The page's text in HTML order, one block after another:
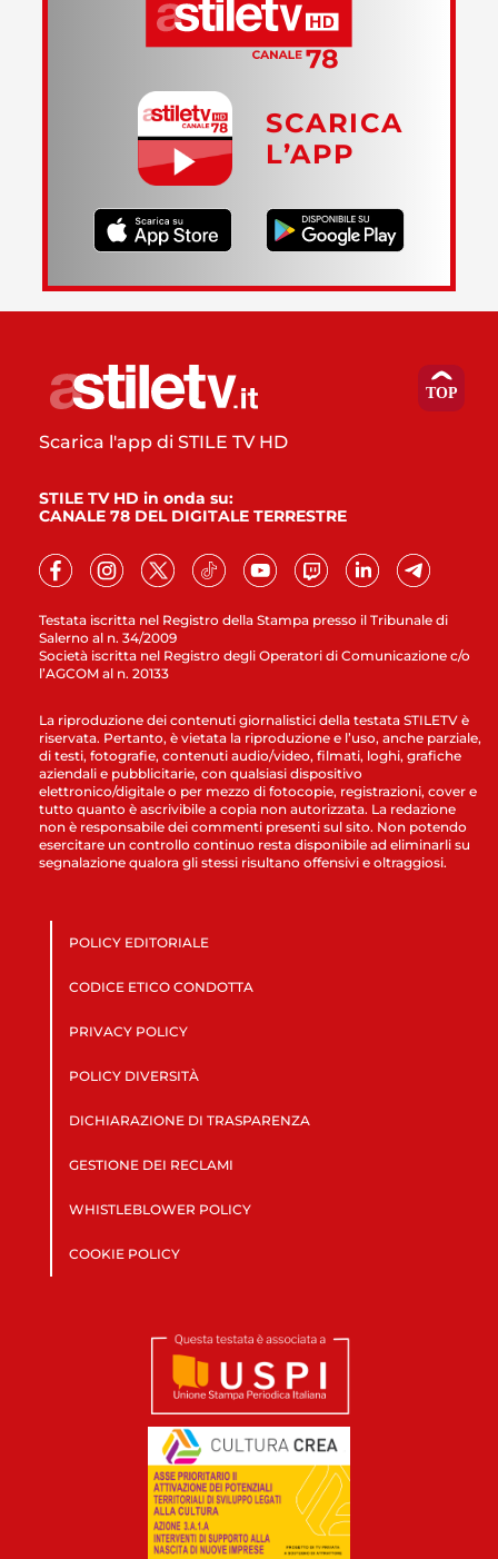
SCARICA
L’APP
Testata iscritta nel Registro della Stampa presso il Tribunale di
Salerno al n. 34/2009
Società iscritta nel Registro degli Operatori di Comunicazione c/o
l’AGCOM al n. 20133
Scarica l'app di STILE TV HD
STILE TV HD in onda su:
CANALE 78 DEL DIGITALE TERRESTRE
La riproduzione dei contenuti giornalistici della testata STILETV è
riservata. Pertanto, è vietata la riproduzione e l’uso, anche parziale,
di testi, fotografie, contenuti audio/video, filmati, loghi, grafiche
aziendali e pubblicitarie, con qualsiasi dispositivo
elettronico/digitale o per mezzo di fotocopie, registrazioni, cover e
tutto quanto è ascrivibile a copia non autorizzata. La redazione
non è responsabile dei commenti presenti sul sito. Non potendo
esercitare un controllo continuo resta disponibile ad eliminarli su
segnalazione qualora gli stessi risultano offensivi e oltraggiosi.
POLICY EDITORIALE
CODICE ETICO CONDOTTA
PRIVACY POLICY
POLICY DIVERSITÀ
DICHIARAZIONE DI TRASPARENZA
GESTIONE DEI RECLAMI
WHISTLEBLOWER POLICY
COOKIE POLICY